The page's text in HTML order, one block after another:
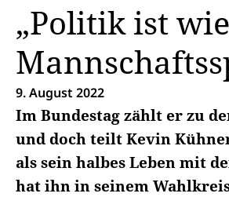
„Politik ist wie
9. August 2022
Im Bundestag zählt er zu
und doch teilt Kevin
als sein halbes Leben mit
hat ihn in seinem